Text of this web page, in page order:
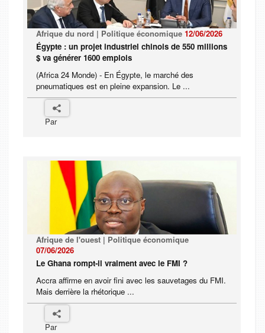
Afrique du nord | Politique économique 12/06/2026
Égypte : un projet industriel chinois de 550 millions
$ va générer 1600 emplois
(Africa 24 Monde) - En Égypte, le marché des
pneumatiques est en pleine expansion. Le ...
Par
Afrique de l'ouest | Politique économique
07/06/2026
Le Ghana rompt-il vraiment avec le FMI ?
Accra affirme en avoir fini avec les sauvetages du FMI.
Mais derrière la rhétorique ...
Par